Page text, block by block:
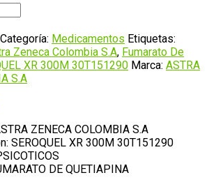
Categoría: Medicamentos Etiquetas:
Zeneca Colombia S.A, Fumarato De
XR 300M 30T151290 Marca: ASTRA
S.A
ZENECA COLOMBIA S.A
SEROQUEL XR 300M 30T151290
DE QUETIAPINA